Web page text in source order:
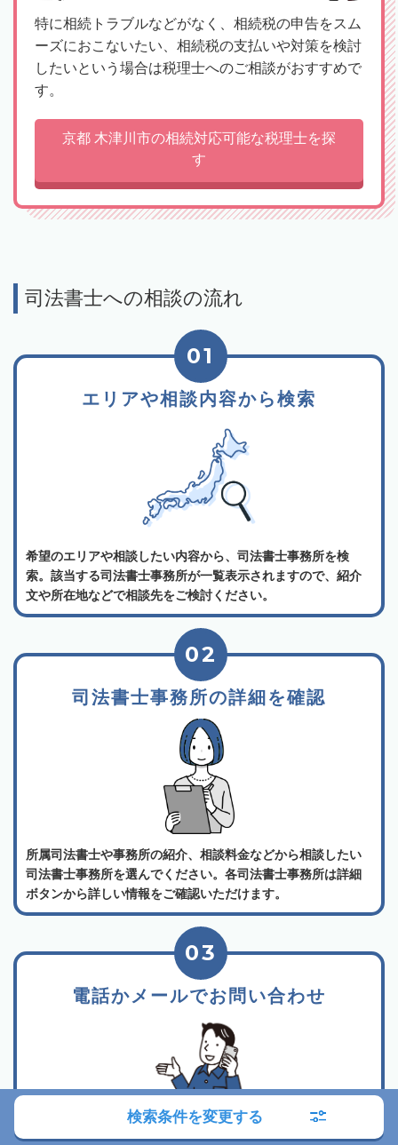
特に相続トラブルなどがなく、相続税の申告をスム
ーズにおこないたい、相続税の支払いや対策を検討
したいという場合は税理士へのご相談がおすすめで
す。
京都 木津川市の相続対応可能な税理士を探
す
司法書士への相談の流れ
エリアや相談内容から検索
01
希望のエリアや相談したい内容から、司法書士事務所を検
索。該当する司法書士事務所が一覧表示されますので、紹介
文や所在地などで相談先をご検討ください。
司法書士事務所の詳細を確認
02
所属司法書士や事務所の紹介、相談料金などから相談したい
司法書士事務所を選んでください。各司法書士事務所は詳細
ボタンから詳しい情報をご確認いただけます。
電話かメールでお問い合わせ
03
検索条件を変更する